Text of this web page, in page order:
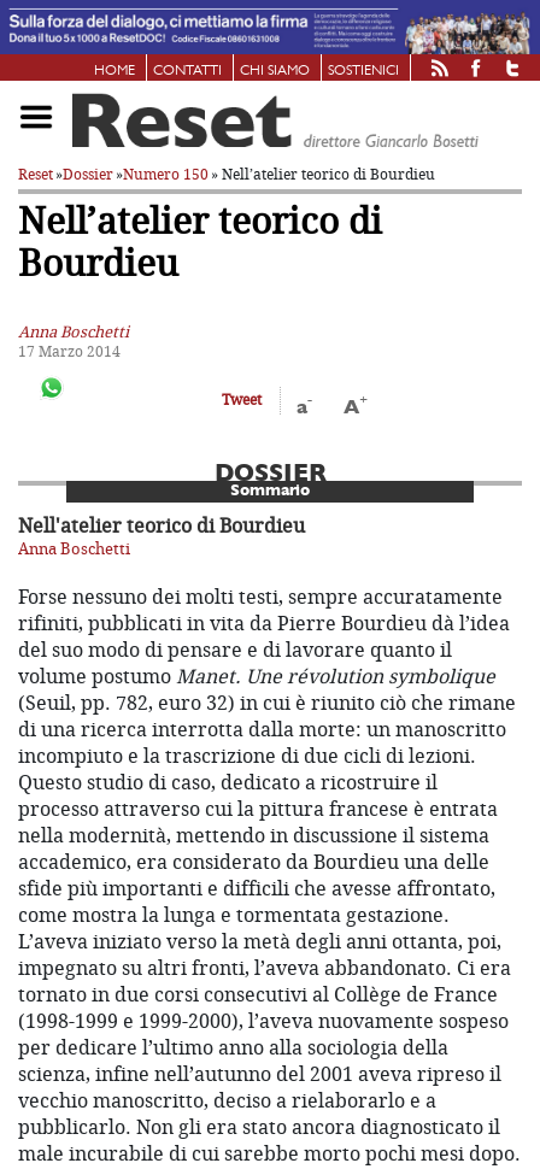
HOME CONTATTI CHI SIAMO SOSTIENICI
Reset»Dossier»Numero 150» Nell’atelier teorico di Bourdieu
Nell’atelier teorico di
Bourdieu
Anna Boschetti
17 Marzo 2014
Tweet a- A+
DOSSIER
Sommario
Nell'atelier teorico di Bourdieu
Anna Boschetti
Forse nessuno dei molti testi, sempre accuratamente
rifiniti, pubblicati in vita daPierre Bourdieu dà l’idea
del suo modo di pensare e di lavorare quanto il
volume postumoManet. Une révolution symbolique
(Seuil, pp. 782, euro 32) in cui è riunito ciò che rimane
di una ricerca interrotta dalla morte: un manoscritto
incompiuto e la trascrizione di due cicli di lezioni.
Questo studio di caso, dedicato a ricostruire il
processo attraverso cui la pittura francese è entrata
nella modernità, mettendo in discussione il sistema
accademico, era considerato da Bourdieu una delle
sfide più importanti e difficili che avesse affrontato,
come mostra la lunga e tormentata gestazione.
L’aveva iniziato verso la metà degli anni ottanta, poi,
impegnato su altri fronti, l’aveva abbandonato. Ci era
tornato in due corsi consecutivi al Collège de France
(1998-1999 e 1999-2000), l’aveva nuovamente sospeso
per dedicare l’ultimo anno alla sociologia della
scienza, infine nell’autunno del 2001 aveva ripreso il
vecchio manoscritto, deciso a rielaborarlo e a
pubblicarlo. Non gli era stato ancora diagnosticato il
male incurabile di cui sarebbe morto pochi mesi dopo.